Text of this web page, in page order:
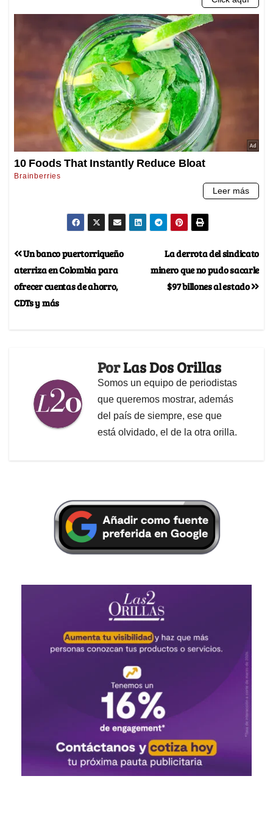
La derrota del sindicato
minero que no pudo sacarle
$97 billones al estado
Un banco puertorriqueño
aterriza en Colombia para
ofrecer cuentas de ahorro,
CDTs y más
PorLas Dos Orillas
Somos un equipo de periodistas
que queremos mostrar, además
del país de siempre, ese que
está olvidado, el de la otra orilla.